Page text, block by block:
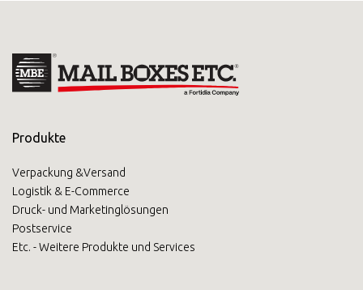
Produkte
Verpackung &Versand
Logistik & E-Commerce
Druck- und Marketinglösungen
Postservice
Etc. - Weitere Produkte und Services